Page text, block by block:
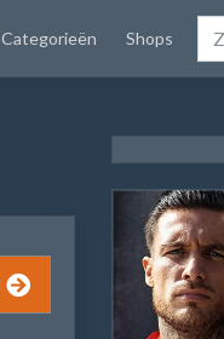
Categorieën Shops